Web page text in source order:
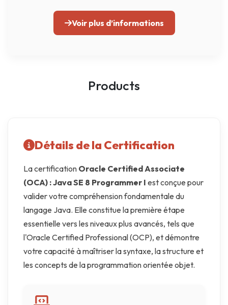
Voir plus d’informations
Products
Détails de la Certification
La certification Oracle Certified Associate
(OCA) : Java SE 8 Programmer I est conçue pour
valider votre compréhension fondamentale du
langage Java. Elle constitue la première étape
essentielle vers les niveaux plus avancés, tels que
l'Oracle Certified Professional (OCP), et démontre
votre capacité à maîtriser la syntaxe, la structure et
les concepts de la programmation orientée objet.